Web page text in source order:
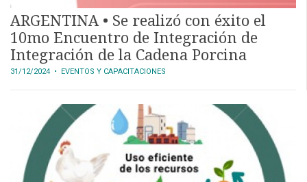
ARGENTINA • Se realizó con éxito el
10mo Encuentro de Integración de
Integración de la Cadena Porcina
31/12/2024 • EVENTOS Y CAPACITACIONES